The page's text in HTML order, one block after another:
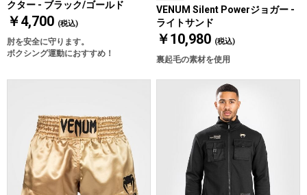
クター - ブラック/ゴールド
￥4,700 (税込)
肘を安全に守ります。
ボクシング運動におすすめ！
VENUM Silent Powerジョガー -
ライトサンド
￥10,980 (税込)
裏起毛の素材を使用